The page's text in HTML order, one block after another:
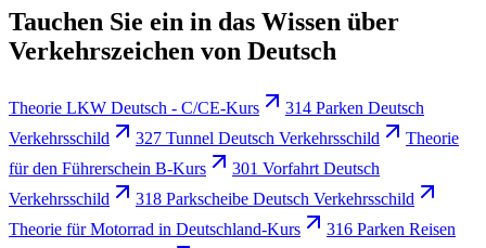
Tauchen Sie ein in das Wissen über
Verkehrszeichen von Deutsch
Theorie LKW Deutsch - C/CE-Kurs
314 Parken Deutsch
Verkehrsschild
327 Tunnel Deutsch Verkehrsschild
Theorie
für den Führerschein B-Kurs
301 Vorfahrt Deutsch
Verkehrsschild
318 Parkscheibe Deutsch Verkehrsschild
Theorie für Motorrad in Deutschland-Kurs
316 Parken Reisen